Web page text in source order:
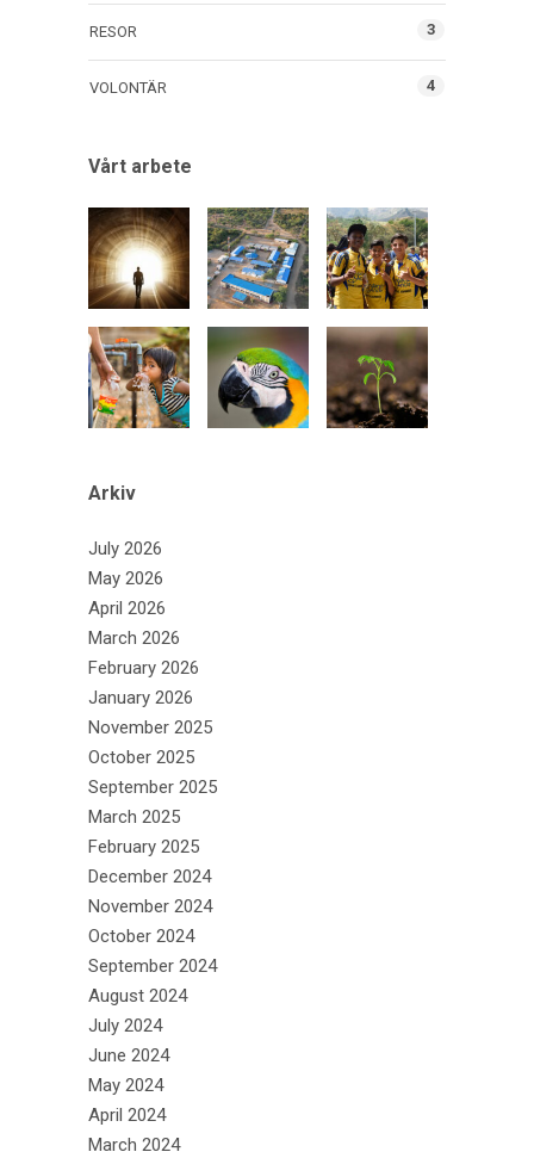
RESOR 3
VOLONTÄR 4
Vårt arbete
Arkiv
July 2026
May 2026
April 2026
March 2026
February 2026
January 2026
November 2025
October 2025
September 2025
March 2025
February 2025
December 2024
November 2024
October 2024
September 2024
August 2024
July 2024
June 2024
May 2024
April 2024
March 2024